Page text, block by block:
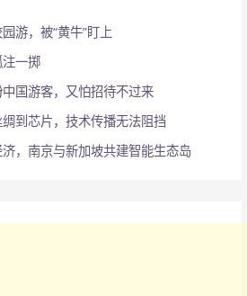
游，被“黄牛”盯上
一掷
国游客，又怕招待不过来
到芯片，技术传播无法阻挡
，南京与新加坡共建智能生态岛